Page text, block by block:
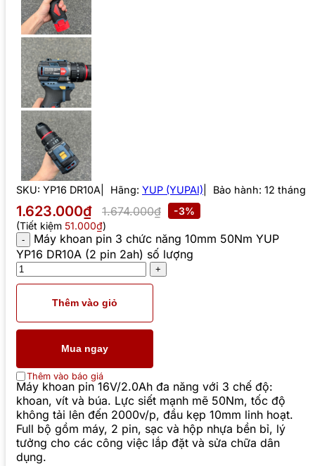
SKU: YP16 DR10A Hãng: YUP (YUPAI) Bảo hành: 12 tháng
1.623.000₫ 1.674.000₫
-3%
(Tiết kiệm 51.000₫)
Máy khoan pin 3 chức năng 10mm 50Nm YUP
YP16 DR10A (2 pin 2ah) số lượng
Thêm vào giỏ
Mua ngay
Thêm vào báo giá
Máy khoan pin 16V/2.0Ah đa năng với 3 chế độ:
khoan, vít và búa. Lực siết mạnh mẽ 50Nm, tốc độ
không tải lên đến 2000v/p, đầu kẹp 10mm linh hoạt.
Full bộ gồm máy, 2 pin, sạc và hộp nhựa bền bỉ, lý
tưởng cho các công việc lắp đặt và sửa chữa dân
dụng.